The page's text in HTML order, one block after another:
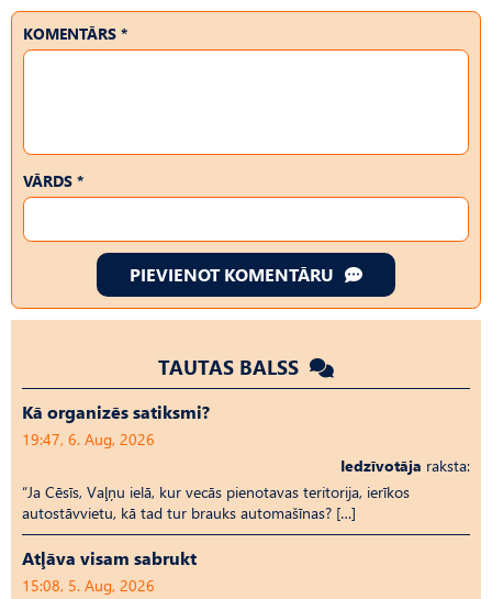
KOMENTĀRS *
VĀRDS *
PIEVIENOT KOMENTĀRU
TAUTAS BALSS
Kā organizēs satiksmi?
19:47, 6. Aug, 2026
Iedzīvotāja raksta:
“Ja Cēsīs, Vaļņu ielā, kur vecās pienotavas teritorija, ierīkos
autostāvvietu, kā tad tur brauks automašīnas? […]
Atļāva visam sabrukt
15:08, 5. Aug, 2026